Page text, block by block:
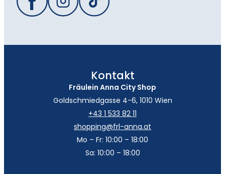
Kontakt
Fräulein Anna City Shop
Goldschmiedgasse 4-6, 1010 Wien
+43 1 533 82 11
shopping@frl-anna.at
Mo – Fr: 10:00 – 18:00
Sa: 10:00 – 18:00